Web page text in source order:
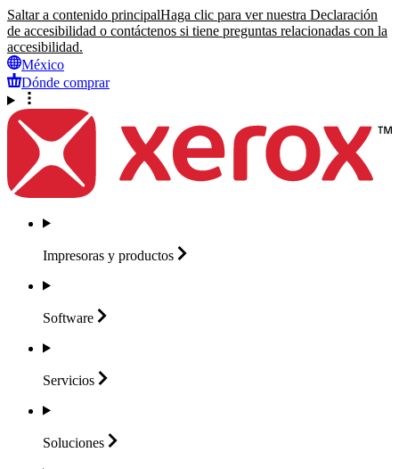
Saltar a contenido principalHaga clic para ver nuestra Declaración
de accesibilidad o contáctenos si tiene preguntas relacionadas con la
accesibilidad.
México
Dónde comprar
Impresoras y productos
Software
Servicios
Soluciones